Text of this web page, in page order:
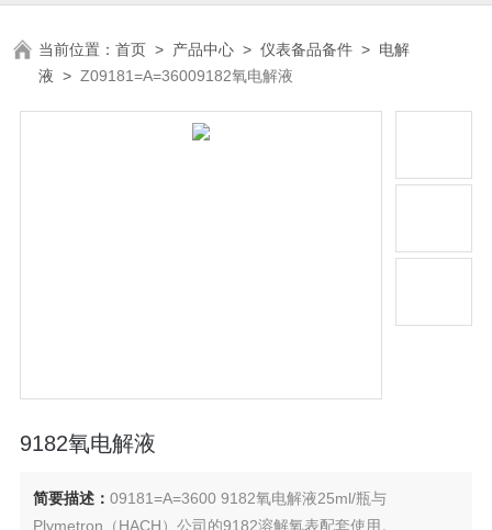
当前位置：首页 > 产品中心 >仪表备品备件 > 电解
液 >Z09181=A=36009182氧电解液
9182氧电解液
简要描述： 09181=A=3600 9182氧电解液25ml/瓶与
Plymetron（HACH）公司的9182溶解氧表配套使用。